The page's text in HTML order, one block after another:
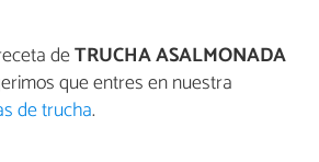
deTRUCHA ASALMONADA
que entres en nuestra
de trucha.